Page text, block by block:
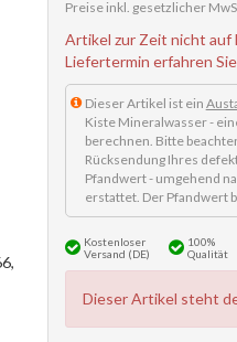
Preise inkl. gesetzlicher
Artikel zur Zeit nicht auf
Liefertermin erfahren
Dieser Artikel ist ein
Kiste Mineralwasser -
berechnen. Bitte
Rücksendung Ihres
Pfandwert - umgehend
erstattet. Der Pfandwert
Kostenloser
Versand (DE)
100%
Qualität
Dieser Artikel steht